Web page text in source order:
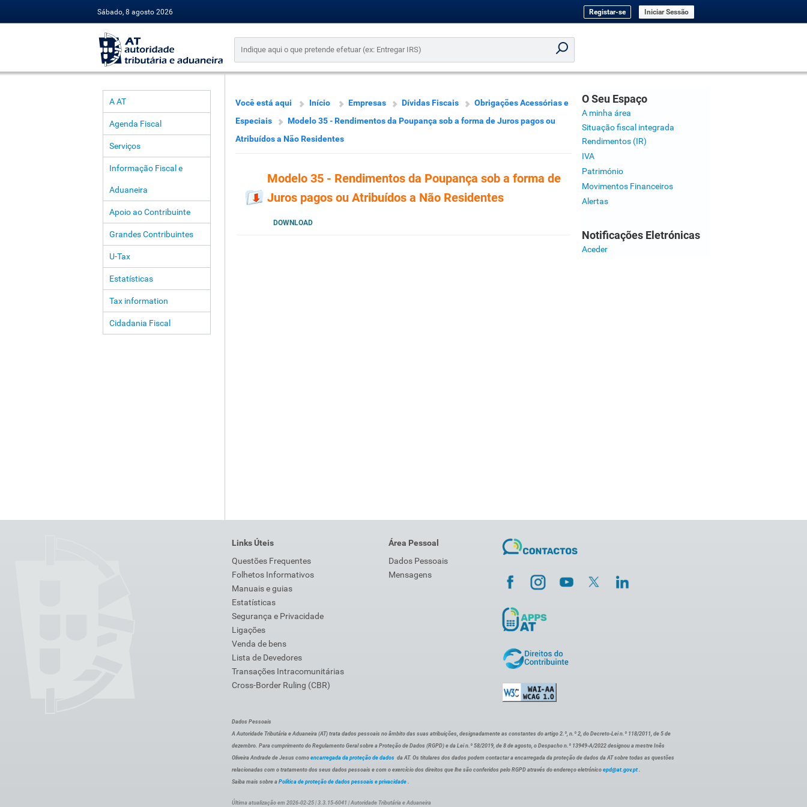
Sábado, 8 agosto 2026 Registar-se Iniciar Sessão
A AT
Agenda Fiscal
Serviços
Informação Fiscal e
Aduaneira
Apoio ao Contribuinte
Grandes Contribuintes
U-Tax
Estatísticas
Tax information
Cidadania Fiscal
Você está aqui Início Empresas Dívidas Fiscais
Obrigações Acessórias e
Especiais
Modelo 35 - Rendimentos da Poupança sob a forma de Juros pagos ou
Atribuídos a Não Residentes
Modelo 35 - Rendimentos da Poupança sob a forma de
Juros pagos ou Atribuídos a Não Residentes
DOWNLOAD
O Seu Espaço
A minha área
Situação fiscal integrada
Rendimentos (IR)
IVA
Património
Movimentos Financeiros
Alertas
Notificações Eletrónicas
Aceder
Links Úteis
Questões Frequentes
Folhetos Informativos
Manuais e guias
Estatísticas
Segurança e Privacidade
Ligações
Venda de bens
Lista de Devedores
Transações Intracomunitárias
Cross-Border Ruling (CBR)
Área Pessoal
Dados Pessoais
Mensagens
Dados Pessoais
A Autoridade Tributária e Aduaneira (AT) trata dados pessoais no âmbito das suas atribuições, designadamente as constantes do artigo 2.º, n.º 2, do Decreto-Lei n.º 118/2011, de 5 de
dezembro. Para cumprimento do Regulamento Geral sobre a Proteção de Dados (RGPD) e da Lei n.º 58/2019, de 8 de agosto, o Despacho n.º 13949-A/2022 designou a mestre Inês
Oliveira Andrade de Jesus como encarregada da proteção de dados da AT. Os titulares dos dados podem contactar a encarregada da proteção de dados da AT sobre todas as questões
relacionadas com o tratamento dos seus dados pessoais e com o exercício dos direitos que lhe são conferidos pelo RGPD através do endereço eletrónico epd@at.gov.pt .
Saiba mais sobre a Política de proteção de dados pessoais e privacidade .
Última atualização em 2026-02-25 | 3.3.15-6041 | Autoridade Tributária e Aduaneira